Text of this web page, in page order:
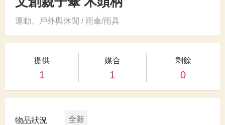
運動、戶外與休閒 / 雨傘/雨具
提供
1
媒合
1
剩餘
0
物品狀況 全新